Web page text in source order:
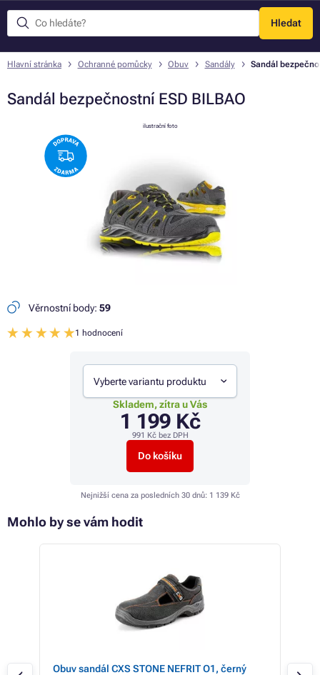
Hledat
Menu
Hlavní stránka Ochranné pomůcky Obuv Sandály Sandál
Sandál bezpečnostní ESD BILBAO
ilustrační foto
Věrnostní body: 59
1 hodnocení
Vyberte variantu produktu
Skladem, zítra u Vás
1 199 Kč
991 Kčbez DPH
Do košíku
Nejnižší cena za posledních 30 dnů: 1 139 Kč
Mohlo by se vám hodit
Obuv sandál CXS STONE NEFRIT O1, černý